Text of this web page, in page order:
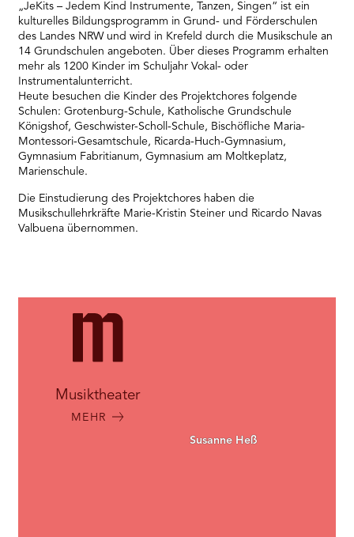
„JeKits – Jedem Kind Instrumente, Tanzen, Singen“ ist ein
kulturelles Bildungsprogramm in Grund- und Förderschulen
des Landes NRW und wird in Krefeld durch die Musikschule an
14 Grundschulen angeboten. Über dieses Programm erhalten
mehr als 1200 Kinder im Schuljahr Vokal- oder
Instrumentalunterricht.
Heute besuchen die Kinder des Projektchores folgende
Schulen: Grotenburg-Schule, Katholische Grundschule
Königshof, Geschwister-Scholl-Schule, Bischöfliche Maria-
Montessori-Gesamtschule, Ricarda-Huch-Gymnasium,
Gymnasium Fabritianum, Gymnasium am Moltkeplatz,
Marienschule.
Die Einstudierung des Projektchores haben die
Musikschullehrkräfte Marie-Kristin Steiner und Ricardo Navas
Valbuena übernommen.
Musiktheater
MEHR
Susanne Heß